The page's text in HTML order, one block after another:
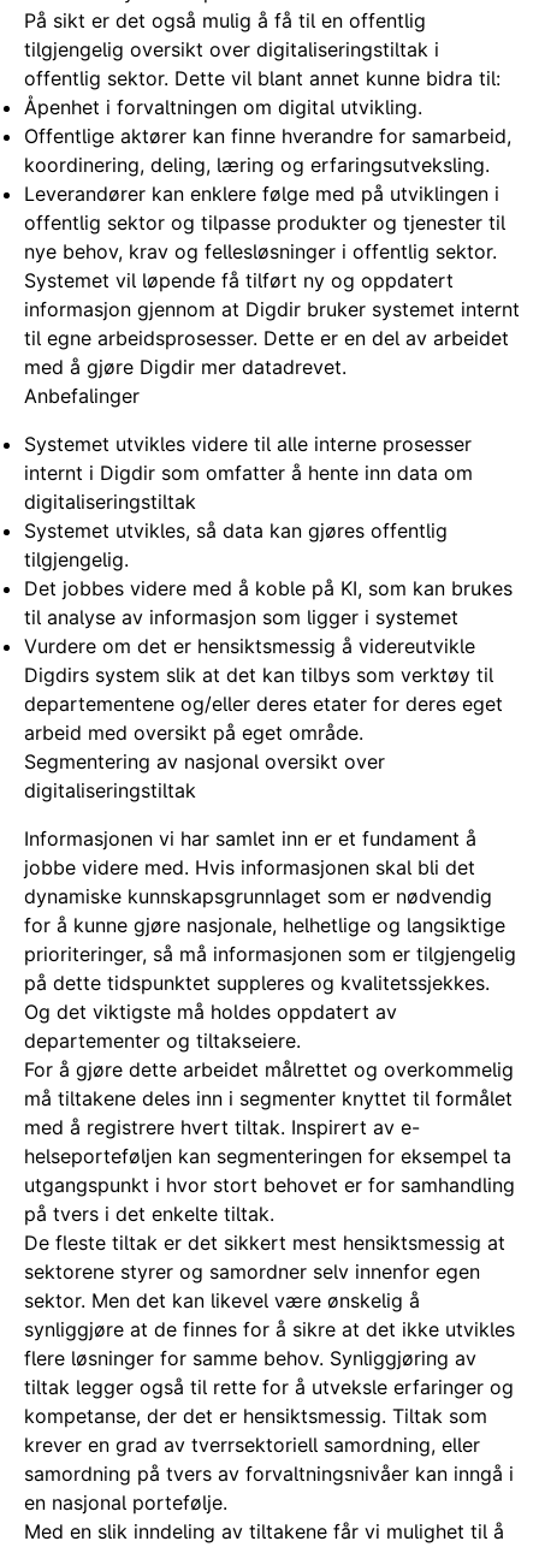
På sikt er det også mulig å få til en offentlig
tilgjengelig oversikt over digitaliseringstiltak i
offentlig sektor. Dette vil blant annet kunne bidra til:
Åpenhet i forvaltningen om digital utvikling.
Offentlige aktører kan finne hverandre for samarbeid,
koordinering, deling, læring og erfaringsutveksling.
Leverandører kan enklere følge med på utviklingen i
offentlig sektor og tilpasse produkter og tjenester til
nye behov, krav og fellesløsninger i offentlig sektor.
Systemet vil løpende få tilført ny og oppdatert
informasjon gjennom at Digdir bruker systemet internt
til egne arbeidsprosesser. Dette er en del av arbeidet
med å gjøre Digdir mer datadrevet.
Anbefalinger
Systemet utvikles videre til alle interne prosesser
internt i Digdir som omfatter å hente inn data om
digitaliseringstiltak
Systemet utvikles, så data kan gjøres offentlig
tilgjengelig.
Det jobbes videre med å koble på KI, som kan brukes
til analyse av informasjon som ligger i systemet
Vurdere om det er hensiktsmessig å videreutvikle
Digdirs system slik at det kan tilbys som verktøy til
departementene og/eller deres etater for deres eget
arbeid med oversikt på eget område.
Segmentering av nasjonal oversikt over
digitaliseringstiltak
Informasjonen vi har samlet inn er et fundament å
jobbe videre med. Hvis informasjonen skal bli det
dynamiske kunnskapsgrunnlaget som er nødvendig
for å kunne gjøre nasjonale, helhetlige og langsiktige
prioriteringer, så må informasjonen som er tilgjengelig
på dette tidspunktet suppleres og kvalitetssjekkes.
Og det viktigste må holdes oppdatert av
departementer og tiltakseiere.
For å gjøre dette arbeidet målrettet og overkommelig
må tiltakene deles inn i segmenter knyttet til formålet
med å registrere hvert tiltak. Inspirert av e-
helseporteføljen kan segmenteringen for eksempel ta
utgangspunkt i hvor stort behovet er for samhandling
på tvers i det enkelte tiltak.
De fleste tiltak er det sikkert mest hensiktsmessig at
sektorene styrer og samordner selv innenfor egen
sektor. Men det kan likevel være ønskelig å
synliggjøre at de finnes for å sikre at det ikke utvikles
flere løsninger for samme behov. Synliggjøring av
tiltak legger også til rette for å utveksle erfaringer og
kompetanse, der det er hensiktsmessig. Tiltak som
krever en grad av tverrsektoriell samordning, eller
samordning på tvers av forvaltningsnivåer kan inngå i
en nasjonal portefølje.
Med en slik inndeling av tiltakene får vi mulighet til å